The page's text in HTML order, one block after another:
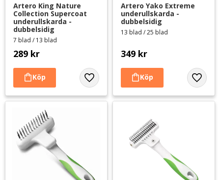
Artero King Nature
Collection Supercoat
underullskarda -
dubbelsidig
7 blad / 13 blad
289 kr
Lägg till i favoriter
Artero Yako Extreme
underullskarda -
dubbelsidig
13 blad / 25 blad
349 kr
Lägg